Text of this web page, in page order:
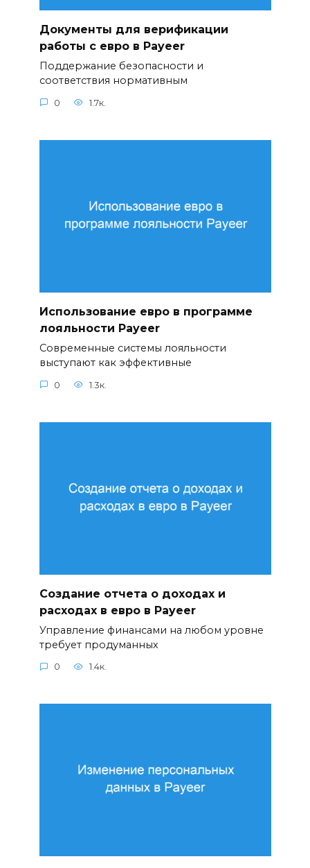
Документы для верификации
работы с евро в Payeer
Поддержание безопасности и
соответствия нормативным
0 1.7к.
Использование евро в программе
лояльности Payeer
Современные системы лояльности
выступают как эффективные
0 1.3к.
Создание отчета о доходах и
расходах в евро в Payeer
Управление финансами на любом уровне
требует продуманных
0 1.4к.